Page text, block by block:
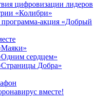
цифровизации лидеров
«Колибри»
программа-акция «Добрый
сердцем»
Добра»
вместе!